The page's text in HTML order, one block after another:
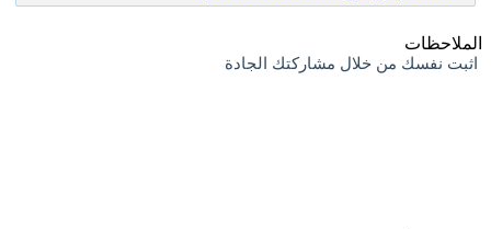
الملاحظات
اثبت نفسك من خلال مشاركتك الجادة